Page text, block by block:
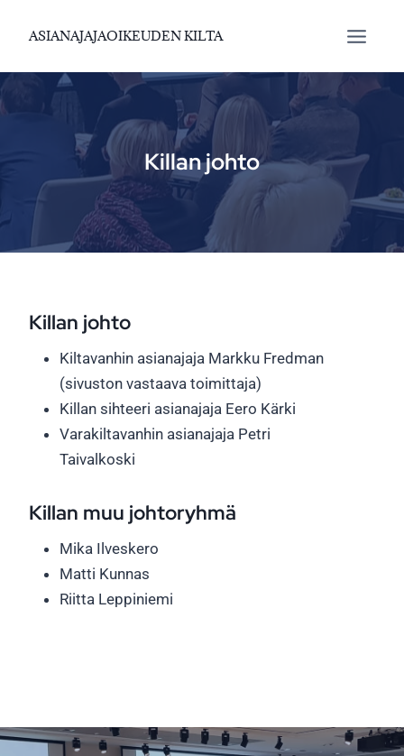
sisältöönASIANAJAJAOIKEUDEN KILTA
Killan johto
Killan johto
Kiltavanhin asianajaja Markku Fredman
(sivuston vastaava toimittaja)
Killan sihteeri asianajaja Eero Kärki
Varakiltavanhin asianajaja Petri
Taivalkoski
Killan muu johtoryhmä
Mika Ilveskero
Matti Kunnas
Riitta Leppiniemi